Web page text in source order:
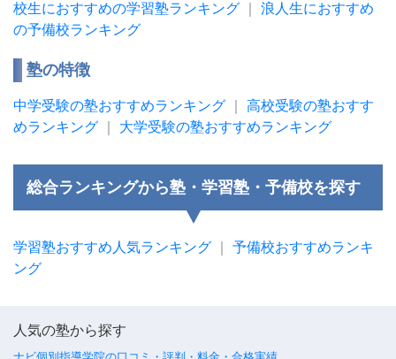
校生におすすめの学習塾ランキング
浪人生におすすめ
の予備校ランキング
塾の特徴
中学受験の塾おすすめランキング
高校受験の塾おすす
めランキング
大学受験の塾おすすめランキング
総合ランキングから塾・学習塾・予備校を探す
学習塾おすすめ人気ランキング
予備校おすすめランキ
ング
人気の塾から探す